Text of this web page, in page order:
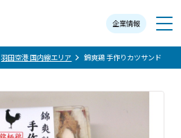
企業情報
メニュー
羽田空港 国内線エリア 錦爽鶏 手作りカツサンド